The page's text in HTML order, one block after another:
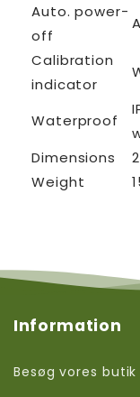
Auto. power-
off
Calibration
indicator
Waterproof
Dimensions
Weight
Information
Besøg vores butik